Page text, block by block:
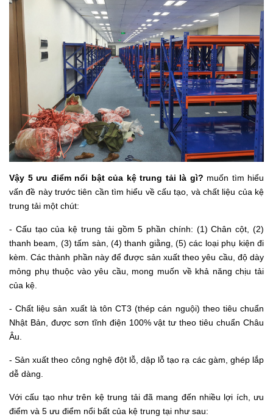
Vậy 5 ưu điểm nổi bật của kệ trung tải là gì? muốn tìm hiểu
vấn đề này trước tiên cần tìm hiểu về cấu tạo, và chất liệu của kệ
trung tải một chút:
- Cấu tạo của kệ trung tải gồm 5 phần chính: (1) Chân cột, (2)
thanh beam, (3) tấm sàn, (4) thanh giằng, (5) các loại phụ kiện đi
kèm. Các thành phần này để được sản xuất theo yêu cầu, độ dày
mỏng phụ thuộc vào yêu cầu, mong muốn về khả năng chịu tải
của kệ.
- Chất liệu sản xuất là tôn CT3 (thép cán nguội) theo tiêu chuẩn
Nhật Bản, được sơn tĩnh điện 100% vật tư theo tiêu chuẩn Châu
Âu.
- Sản xuất theo công nghệ đột lỗ, dập lỗ tạo rạ các gàm, ghép lắp
dễ dàng.
Với cấu tạo như trên kệ trung tải đã mang đến nhiều lợi ích, ưu
điểm và 5 ưu điểm nổi bất của kệ trung tại như sau: